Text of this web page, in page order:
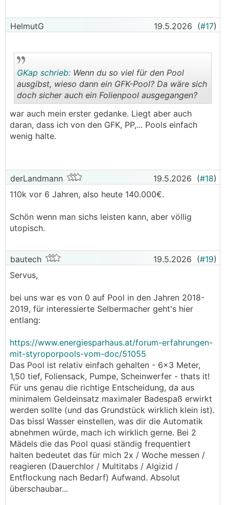
HelmutG 19.5.2026 (#17)
..
GKap schrieb: Wenn du so viel für den Pool
ausgibst, wieso dann ein GFK-Pool? Da wäre sich
doch sicher auch ein Folienpool ausgegangen?
war auch mein erster gedanke. Liegt aber auch
daran, dass ich von den GFK, PP,... Pools einfach
wenig halte.
derLandmann 19.5.2026 (#18)
110k vor 6 Jahren, also heute 140.000€.
Schön wenn man sichs leisten kann, aber völlig
utopisch.
bautech 19.5.2026 (#19)
Servus,
bei uns war es von 0 auf Pool in den Jahren 2018-
2019, für interessierte Selbermacher geht's hier
entlang:
https://www.energiesparhaus.at/forum-erfahrungen-
mit-styroporpools-vom-doc/51055
Das Pool ist relativ einfach gehalten - 6x3 Meter,
1,50 tief, Foliensack, Pumpe, Scheinwerfer - thats it!
Für uns genau die richtige Entscheidung, da aus
minimalem Geldeinsatz maximaler Badespaß erwirkt
werden sollte (und das Grundstück wirklich klein ist).
Das bissl Wasser einstellen, was dir die Automatik
abnehmen würde, mach ich wirklich gerne. Bei 2
Mädels die das Pool quasi ständig frequentiert
halten bedeutet das für mich 2x / Woche messen /
reagieren (Dauerchlor / Multitabs / Algizid /
Entflockung nach Bedarf) Aufwand. Absolut
überschaubar...